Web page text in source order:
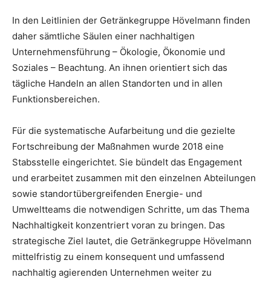
In den Leitlinien der Getränkegruppe Hövelmann finden
daher sämtliche Säulen einer nachhaltigen
Unternehmensführung – Ökologie, Ökonomie und
Soziales – Beachtung. An ihnen orientiert sich das
tägliche Handeln an allen Standorten und in allen
Funktionsbereichen.
Für die systematische Aufarbeitung und die gezielte
Fortschreibung der Maßnahmen wurde 2018 eine
Stabsstelle eingerichtet. Sie bündelt das Engagement
und erarbeitet zusammen mit den einzelnen Abteilungen
sowie standortübergreifenden Energie- und
Umweltteams die notwendigen Schritte, um das Thema
Nachhaltigkeit konzentriert voran zu bringen. Das
strategische Ziel lautet, die Getränkegruppe Hövelmann
mittelfristig zu einem konsequent und umfassend
nachhaltig agierenden Unternehmen weiter zu